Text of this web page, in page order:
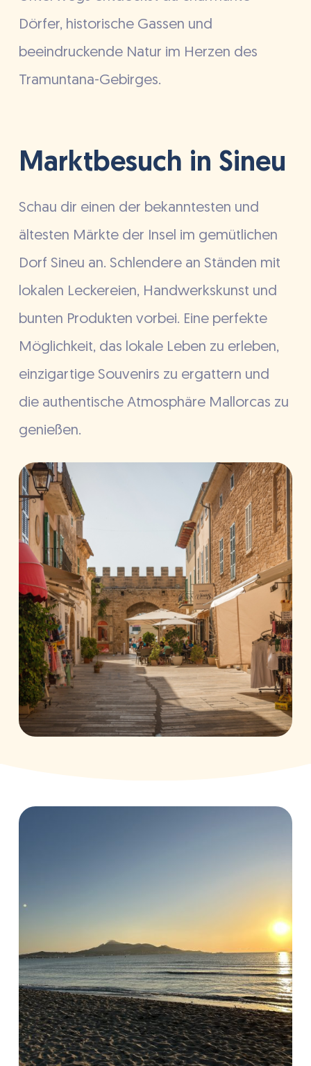
Dörfer, historische Gassen und
beeindruckende Natur im Herzen des
Tramuntana-Gebirges.
Marktbesuch in Sineu
Schau dir einen der bekanntesten und
ältesten Märkte der Insel im gemütlichen
Dorf Sineu an. Schlendere an Ständen mit
lokalen Leckereien, Handwerkskunst und
bunten Produkten vorbei. Eine perfekte
Möglichkeit, das lokale Leben zu erleben,
einzigartige Souvenirs zu ergattern und
die authentische Atmosphäre Mallorcas zu
genießen.